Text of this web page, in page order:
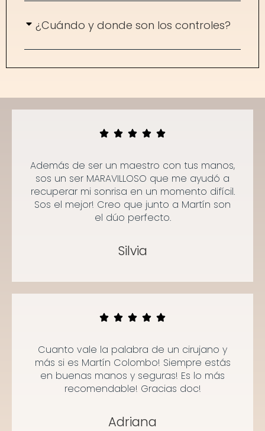
¿Cuándo y donde son los controles?
Además de ser un maestro con tus manos,
sos un ser MARAVILLOSO que me ayudó a
recuperar mi sonrisa en un momento difícil.
Sos el mejor! Creo que junto a Martín son
el dúo perfecto.
Silvia
Cuanto vale la palabra de un cirujano y
más si es Martín Colombo! Siempre estás
en buenas manos y seguras! Es lo más
recomendable! Gracias doc!
Adriana